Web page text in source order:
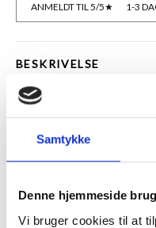
Samtykke
Denne hjemmeside
Vi bruger cookies til at
ANMELDT TIL 5/5★ 1-3
BESKRIVELSE
Tværstivere anvendes når
mål 80cm eller derover,
Der bør anvendes 1
og 145cm. Derover bør 2